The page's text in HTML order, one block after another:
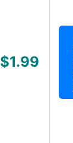
$1.99